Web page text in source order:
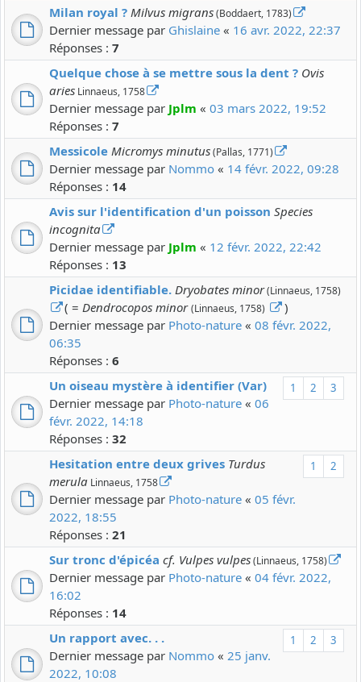
Milan royal ? Milvus migrans(Boddaert, 1783)
Dernier message par Ghislaine « 16 avr. 2022, 22:37
Réponses : 7
Quelque chose à se mettre sous la dent ? Ovis
aries Linnaeus, 1758
Dernier message par Jplm « 03 mars 2022, 19:52
Réponses : 7
Messicole Micromys minutus(Pallas, 1771)
Dernier message par Nommo « 14 févr. 2022, 09:28
Réponses : 14
Avis sur l'identification d'un poisson Species
incognita
Dernier message par Jplm « 12 févr. 2022, 22:42
Réponses : 13
Picidae identifiable. Dryobates minor(Linnaeus, 1758)
( =Dendrocopos minor (Linnaeus, 1758)
)
Dernier message par Photo-nature « 08 févr. 2022,
06:35
Réponses : 6
1 2 3
Un oiseau mystère à identifier (Var)
Dernier message par Photo-nature « 06
févr. 2022, 14:18
Réponses : 32
1 2
Hesitation entre deux grives Turdus
merula Linnaeus, 1758
Dernier message par Photo-nature « 05 févr.
2022, 18:55
Réponses : 21
Sur tronc d'épicéa cf. Vulpes vulpes(Linnaeus, 1758)
Dernier message par Photo-nature « 04 févr. 2022,
16:02
Réponses : 14
1 2 3
Un rapport avec. . .
Dernier message par Nommo « 25 janv.
2022, 10:08